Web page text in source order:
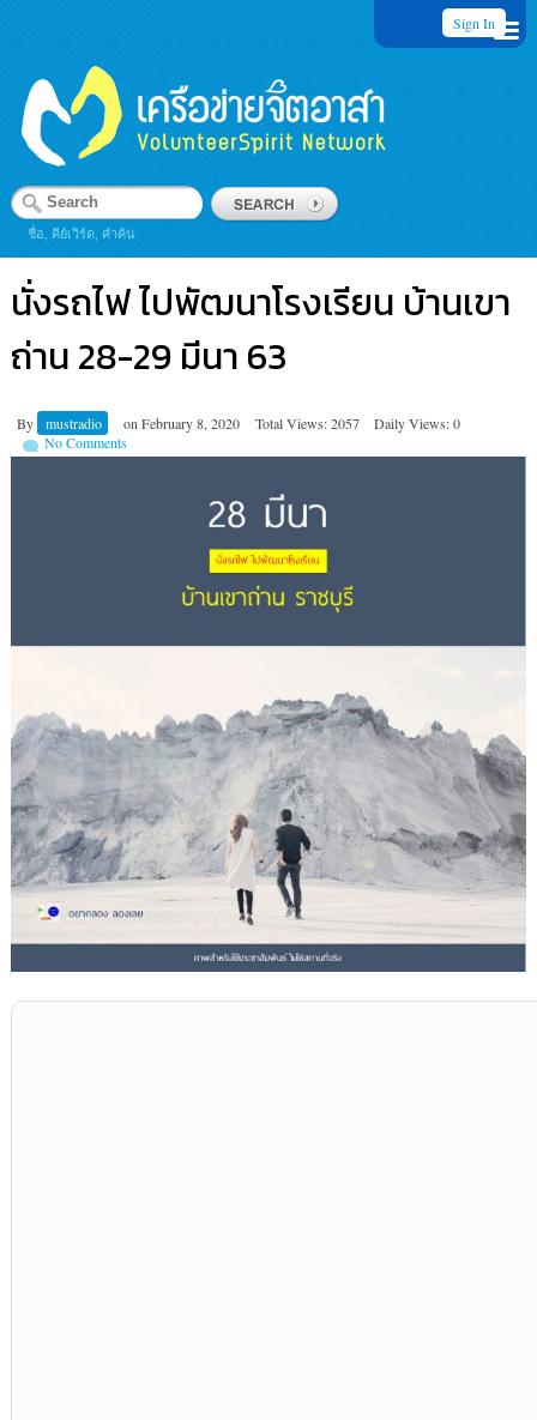
Sign In
ชื่อ, คีย์เวิร์ด, คำค้น
นั่งรถไฟ ไปพัฒนาโรงเรียน บ้านเขา
ถ่าน 28-29 มีนา 63
By mustradio on February 8, 2020 Total Views: 2057
Daily Views: 0
No Comments